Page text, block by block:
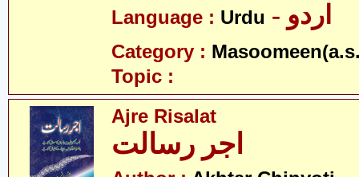
Language : Urdu - اردو
Category :
Topic :
Ajre Risalat